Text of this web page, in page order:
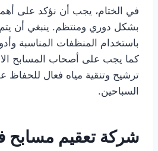
في الختام، يجب أن نؤكد على
بشكل دوري ومنتظم. ينبغي أن
باستخدام المنظفات المناسبة
كما يجب على أصحاب المسابح
ترشيح وتنقية مياه فعال
السباحين.
شركة تعقيم مسابح